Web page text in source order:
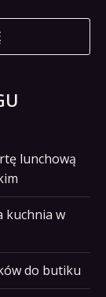
lunchową
kuchnia w
do butiku